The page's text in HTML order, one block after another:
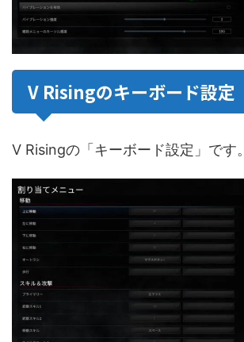
V Risingのキーボード設定
V Risingの「キーボード設定」です。